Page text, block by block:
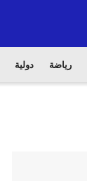
رياضة دولية